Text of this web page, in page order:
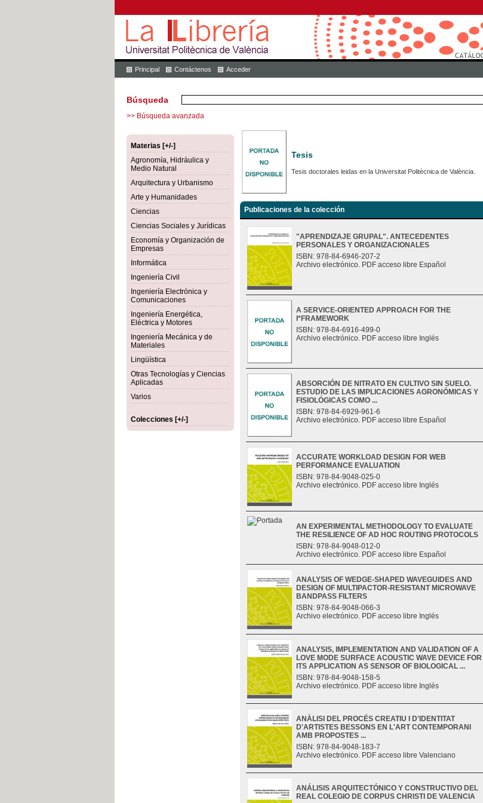
Principal Contáctenos Acceder
Búsqueda
>> Búsqueda avanzada
Materias [+/-]
Agronomía, Hidráulica y
Medio Natural
Arquitectura y Urbanismo
Arte y Humanidades
Ciencias
Ciencias Sociales y Jurídicas
Economía y Organización de
Empresas
Informática
Ingeniería Civil
Ingeniería Electrónica y
Comunicaciones
Ingeniería Energética,
Eléctrica y Motores
Ingeniería Mecánica y de
Materiales
Lingüística
Otras Tecnologías y Ciencias
Aplicadas
Varios
Colecciones [+/-]
Tesis
Tesis doctorales leidas en la Universitat Politècnica de València.
Publicaciones de la colección
"APRENDIZAJE GRUPAL". ANTECEDENTES
PERSONALES Y ORGANIZACIONALES
ISBN: 978-84-6946-207-2
Archivo electrónico. PDF acceso libre Español
A SERVICE-ORIENTED APPROACH FOR THE
I*FRAMEWORK
ISBN: 978-84-6916-499-0
Archivo electrónico. PDF acceso libre Inglés
ABSORCIÓN DE NITRATO EN CULTIVO SIN SUELO.
ESTUDIO DE LAS IMPLICACIONES AGRONÓMICAS Y
FISIOLÓGICAS COMO ...
ISBN: 978-84-6929-961-6
Archivo electrónico. PDF acceso libre Español
ACCURATE WORKLOAD DESIGN FOR WEB
PERFORMANCE EVALUATION
ISBN: 978-84-9048-025-0
Archivo electrónico. PDF acceso libre Inglés
AN EXPERIMENTAL METHODOLOGY TO EVALUATE
THE RESILIENCE OF AD HOC ROUTING PROTOCOLS
ISBN: 978-84-9048-012-0
Archivo electrónico. PDF acceso libre Español
ANALYSIS OF WEDGE-SHAPED WAVEGUIDES AND
DESIGN OF MULTIPACTOR-RESISTANT MICROWAVE
BANDPASS FILTERS
ISBN: 978-84-9048-066-3
Archivo electrónico. PDF acceso libre Inglés
ANALYSIS, IMPLEMENTATION AND VALIDATION OF A
LOVE MODE SURFACE ACOUSTIC WAVE DEVICE FOR
ITS APPLICATION AS SENSOR OF BIOLOGICAL ...
ISBN: 978-84-9048-158-5
Archivo electrónico. PDF acceso libre Inglés
ANÀLISI DEL PROCÉS CREATIU I D'IDENTITAT
D'ARTISTES BESSONS EN L'ART CONTEMPORANI
AMB PROPOSTES ...
ISBN: 978-84-9048-183-7
Archivo electrónico. PDF acceso libre Valenciano
ANÁLISIS ARQUITECTÓNICO Y CONSTRUCTIVO DEL
REAL COLEGIO DE CORPUS CHRISTI DE VALENCIA